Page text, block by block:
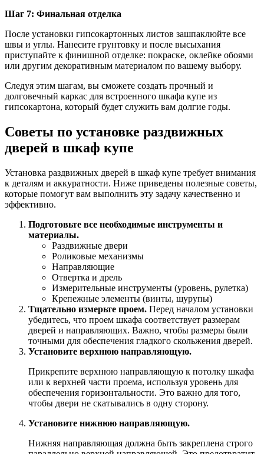
Шаг 7: Финальная отделка
После установки гипсокартонных листов зашпаклюйте все
швы и углы. Нанесите грунтовку и после высыхания
приступайте к финишной отделке: покраске, оклейке обоями
или другим декоративным материалом по вашему выбору.
Следуя этим шагам, вы сможете создать прочный и
долговечный каркас для встроенного шкафа купе из
гипсокартона, который будет служить вам долгие годы.
Советы по установке раздвижных
дверей в шкаф купе
Установка раздвижных дверей в шкаф купе требует внимания
к деталям и аккуратности. Ниже приведены полезные советы,
которые помогут вам выполнить эту задачу качественно и
эффективно.
Подготовьте все необходимые инструменты и
материалы.
Раздвижные двери
Роликовые механизмы
Направляющие
Отвертка и дрель
Измерительные инструменты (уровень, рулетка)
Крепежные элементы (винты, шурупы)
Тщательно измерьте проем. Перед началом установки
убедитесь, что проем шкафа соответствует размерам
дверей и направляющих. Важно, чтобы размеры были
точными для обеспечения гладкого скольжения дверей.
Установите верхнюю направляющую.
Прикрепите верхнюю направляющую к потолку шкафа
или к верхней части проема, используя уровень для
обеспечения горизонтальности. Это важно для того,
чтобы двери не скатывались в одну сторону.
Установите нижнюю направляющую.
Нижняя направляющая должна быть закреплена строго